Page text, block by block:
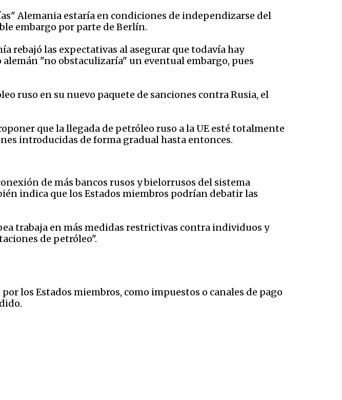
Alemania estaría en condiciones de independizarse del
embargo por parte de Berlín.
rebajó las expectativas al asegurar que todavía hay
"no obstaculizaría" un eventual embargo, pues
ruso en su nuevo paquete de sanciones contra Rusia, el
que la llegada de petróleo ruso a la UE esté totalmente
introducidas de forma gradual hasta entonces.
de más bancos rusos y bielorrusos del sistema
indica que los Estados miembros podrían debatir las
trabaja en más medidas restrictivas contra individuos y
de petróleo".
los Estados miembros, como impuestos o canales de pago